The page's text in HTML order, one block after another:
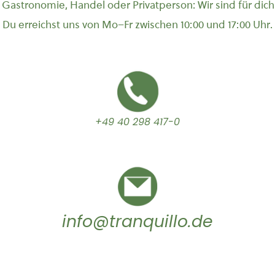
Handel oder Privatperson: Wir sind für
Du erreichst uns von Mo–Fr zwischen 10:00 und 17:00 Uhr.
+49 40 298 417-0
info@tranquillo.de